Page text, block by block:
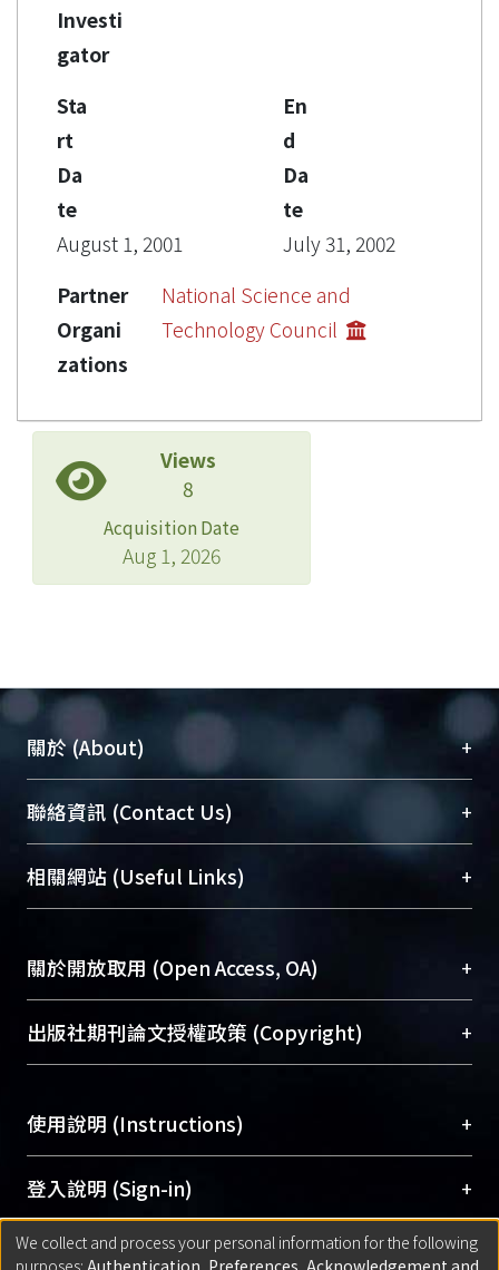
Investi
gator
Sta
rt
Da
te
August 1, 2001
En
d
Da
te
July 31, 2002
Partner
Organi
zations
National Science and
Technology Council
Views
8
Acquisition Date
Aug 1, 2026
關於 (About) +
臺大位居世界頂尖大學之列，為永久珍藏及向國際
展現本校豐碩的研究成果及學術能量，圖書館整合
機構典藏（NTUR）與學術庫（AH）不同功能平
台，成為臺大學術典藏NTU scholars。期能整合研
成果。
To permanently archive and promote researcher
profiles and scholarly works, Library integrates the
services of “NTU Repository” with “Academic
聯絡資訊 (Contact Us) +
總館學科館員(Main Library)
醫學圖書館學科館員(Medical Library)
Sciences Library)
相關網站 (Useful Links) +
關於開放取用 (Open Access, OA) +
開放取用是從使用者角度提升資訊取用性的社會運
動，應用在學術研究上是透過將研究著作公開供使
用逐年攀升。同時可加速研究發展、提升研究影響
Archive）平台。 （點選深入了解OA）
出版社期刊論文授權政策 (Copyright) +
含部分內容的版權非匯入者所有，或由第三方贊
助與合作完成，請確認該版權所有者及第三方同
意提供此授權。
Please represent that the submission is your
original work, and that you have the right to
使用說明 (Instructions) +
網站簡介(Quickstart Guide)
使用手冊(Instruction Manual)
線上預約服務(Booking Service)
登入說明 (Sign-in) +
方案一：臺灣大學計算機中心帳號登入
匯入著作 (Submission) +
We collect and process your personal information for the following
purposes: Authentication, Preferences, Acknowledgement and